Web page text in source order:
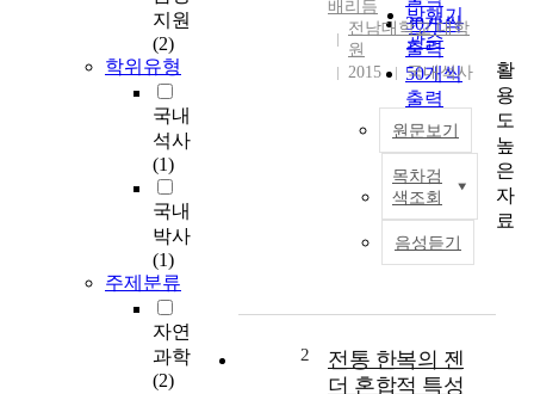
지원
(2)
학위유형
국내
석사
(1)
국내
박사
(1)
주제분류
자연
과학
(2)
발행기
관순
30개씩
출력
50개씩
출력
100개씩
출력
배리듬
전남대학교 대학
원
2015
국내석사
원문보기
목차검
색조회
음성듣기
2
전통 한복의 젠
더 혼합적 특성
활
용
도
높
은
자
료